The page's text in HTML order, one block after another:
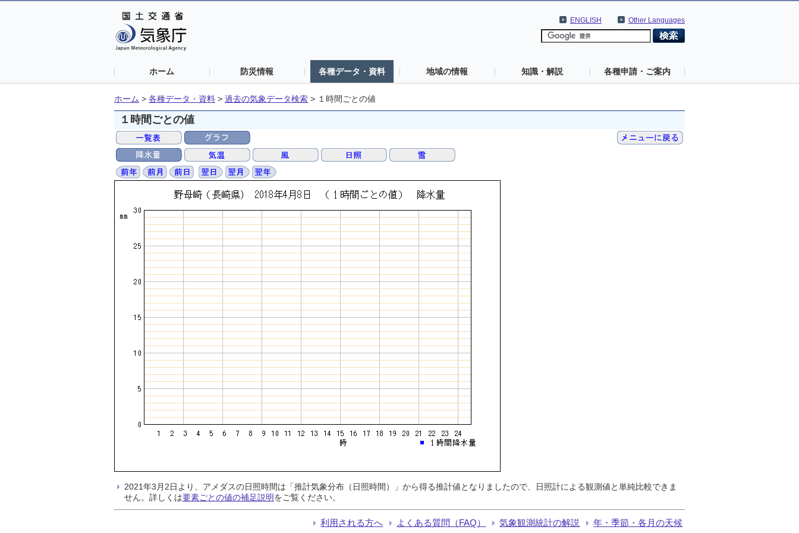
Other Languages
ENGLISH
ホーム 防災情報 各種データ・資料 地域の情報 知識・解説 各種申請・ご案内
ホーム > 各種データ・資料 > 過去の気象データ検索 > １時間ごとの値
１時間ごとの値
2021年3月2日より、アメダスの日照時間は「推計気象分布（日照時間）」から得る推計値となりましたので、日照計による観測値と単純比較できま
せん。詳しくは要素ごとの値の補足説明をご覧ください。
利用される方へ よくある質問（FAQ） 気象観測統計の解説 年・季節・各月の天候